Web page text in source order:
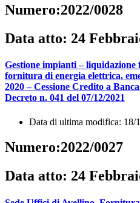
Numero:2022/0028
Data atto: 24
Gestione impianti –
fornitura di energia elettrica,
2020 – Cessione Credito a
Decreto n. 041 del 07/12/2021
Data di ultima modifica: 18/
Numero:2022/0027
Data atto: 24